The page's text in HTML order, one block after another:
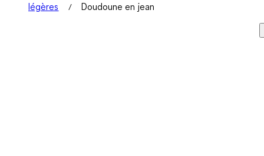
légères
Doudoune en jean